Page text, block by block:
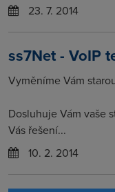
23. 7. 2014
ss7Net - VoIP
Vyměníme Vám
Dosluhuje Vám vaše
Vás řešení...
10. 2. 2014